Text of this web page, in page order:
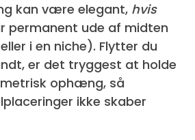
kan være elegant, hvis
permanent ude af midten
i en niche). Flytter du
er det tryggest at holde
ophæng, så
ikke skaber